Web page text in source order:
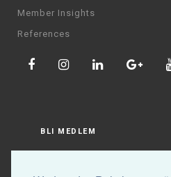
Member Insights
References
BLI MEDLEM